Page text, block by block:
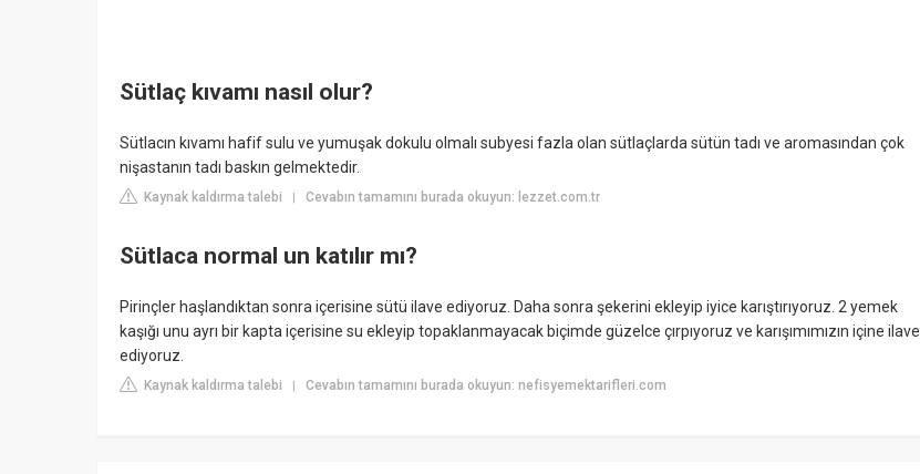
Sütlaç kıvamı nasıl olur?
Sütlacın kıvamı hafif sulu ve yumuşak dokulu olmalı subyesi fazla olan sütlaçlarda sütün tadı ve aromasından çok
nişastanın tadı baskın gelmektedir.
Kaynak kaldırma talebi | Cevabın tamamını burada okuyun: lezzet.com.tr
Sütlaca normal un katılır mı?
Pirinçler haşlandıktan sonra içerisine sütü ilave ediyoruz. Daha sonra şekerini ekleyip iyice karıştırıyoruz. 2 yemek
kaşığı unu ayrı bir kapta içerisine su ekleyip topaklanmayacak biçimde güzelce çırpıyoruz ve karışımımızın içine ilave
ediyoruz.
Kaynak kaldırma talebi | Cevabın tamamını burada okuyun: nefisyemektarifleri.com